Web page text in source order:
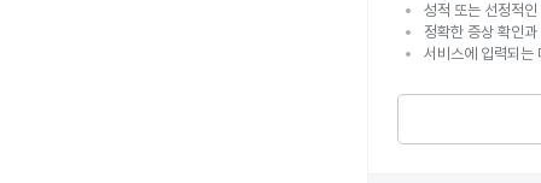
성적 또는 선정적
정확한 증상 확인
서비스에 입력되